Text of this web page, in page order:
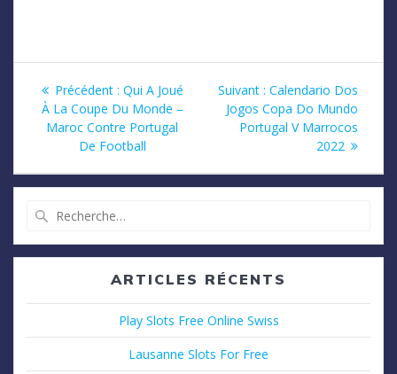
Navigation
l’article
Précédent : Article
précédent
:
Qui A Joué
À La Coupe Du Monde –
Maroc Contre Portugal
De Football
Suivant : Article
suivant
:
Calendario Dos
Jogos Copa Do Mundo
Portugal V Marrocos
2022
:
ARTICLES RÉCENTS
Play Slots Free Online Swiss
Lausanne Slots For Free